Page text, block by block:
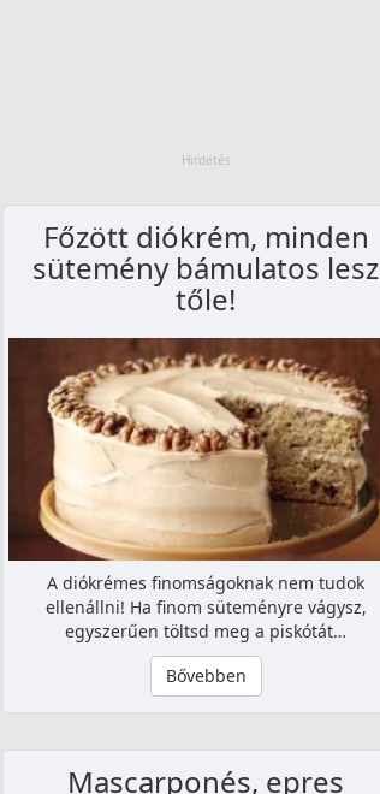
Főzött diókrém, minden
sütemény bámulatos lesz
tőle!
A diókrémes finomságoknak nem tudok
ellenállni! Ha finom süteményre vágysz,
egyszerűen töltsd meg a piskótát…
Bővebben
Mascarponés, epres